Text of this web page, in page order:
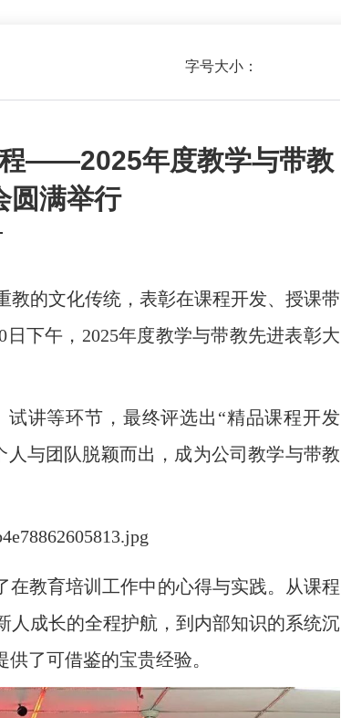
字号大小：
——2025年度教学与带教
圆满举行
教的文化传统，表彰在课程开发、授课带
下午，2025年度教学与带教先进表彰大
讲等环节，最终评选出“精品课程开发
人与团队脱颖而出，成为公司教学与带教
在教育培训工作中的心得与实践。从课程
人成长的全程护航，到内部知识的系统沉
了可借鉴的宝贵经验。